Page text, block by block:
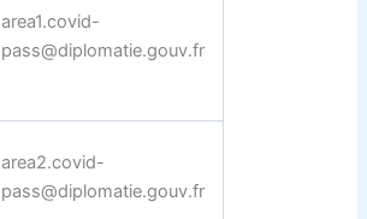
area1.covid-
pass@diplomatie.gouv.fr
area2.covid-
pass@diplomatie.gouv.fr